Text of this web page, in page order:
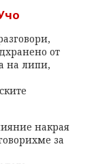
от
на липи,
накрая
за